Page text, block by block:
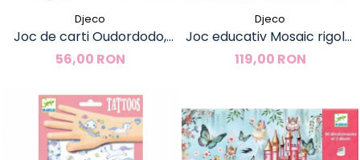
Djeco
Joc de carti Oudordodo,
Djeco
56,00 RON
Djeco
Joc educativ Mosaic rigolo,
Djeco
119,00 RON